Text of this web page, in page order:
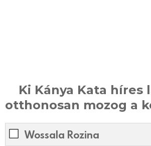
Ki Kánya Kata híres
otthonosan mozog a
Wossala Rozina